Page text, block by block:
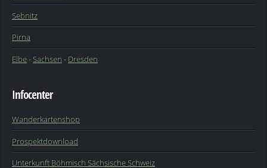
Sebnitz
Pirna
Elbe-Sachsen - Dresden
Infocenter
Wanderkartenshop
Prospektdownload
Unterkunft Böhmisch Sächsische Schweiz